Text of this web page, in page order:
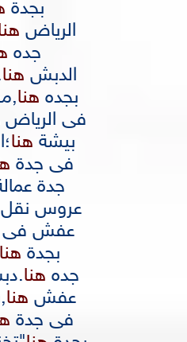
بجدة
الرياض
جده
الدبش هنا
بجده هنا,
فى الرياض
بيشة هنا؛
فى جدة
جدة
عروس نقل
عفش فى
بجدة هنا
جده هنا.
عفش هنا,
فى جدة